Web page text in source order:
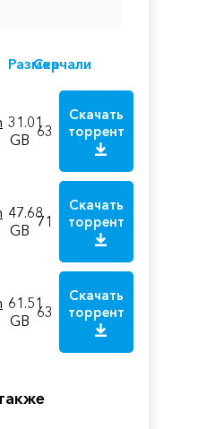
РазмерСкачали
31.01
GB 63
Скачать
торрент
47.68
GB 71
Скачать
торрент
61.51
GB 63
Скачать
торрент